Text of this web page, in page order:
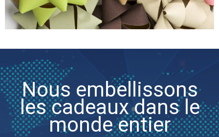
Nous embellissons
les cadeaux dans le
monde entier